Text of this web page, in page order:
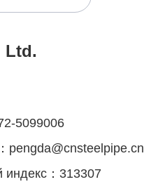
Ltd.
5099006
pengda@cnsteelpipe.cn
индекс：313307